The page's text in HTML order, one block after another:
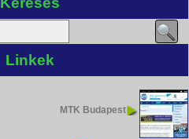
Linkek
MTK Budapest